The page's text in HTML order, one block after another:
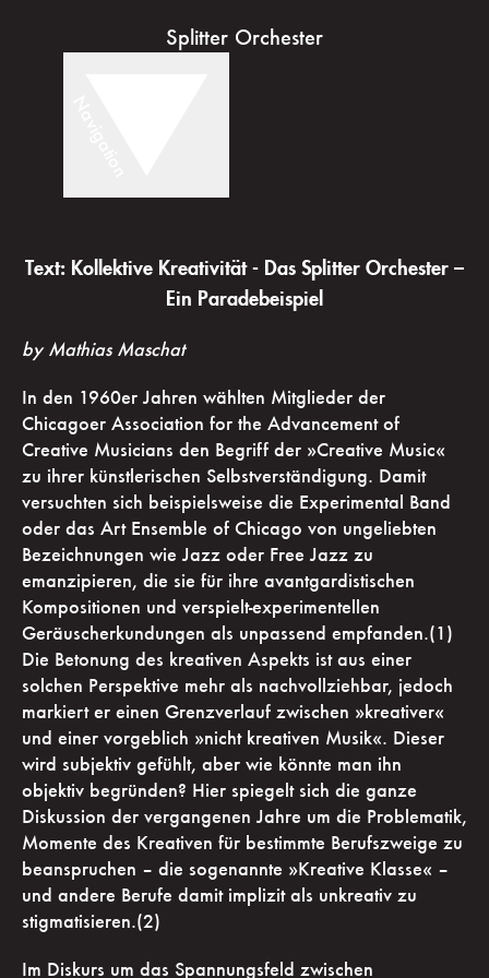
Splitter Orchester
Text: Kollektive Kreativität - Das Splitter Orchester –
Ein Paradebeispiel
by Mathias Maschat
In den 1960er Jahren wählten Mitglieder der
Chicagoer Association for the Advancement of
Creative Musicians den Begriff der »Creative Music«
zu ihrer künstlerischen Selbstverständigung. Damit
versuchten sich beispielsweise die Experimental Band
oder das Art Ensemble of Chicago von ungeliebten
Bezeichnungen wie Jazz oder Free Jazz zu
emanzipieren, die sie für ihre avantgardistischen
Kompositionen und verspielt-experimentellen
Geräuscherkundungen als unpassend empfanden.(1)
Die Betonung des kreativen Aspekts ist aus einer
solchen Perspektive mehr als nachvollziehbar, jedoch
markiert er einen Grenzverlauf zwischen »kreativer«
und einer vorgeblich »nicht kreativen Musik«. Dieser
wird subjektiv gefühlt, aber wie könnte man ihn
objektiv begründen? Hier spiegelt sich die ganze
Diskussion der vergangenen Jahre um die Problematik,
Momente des Kreativen für bestimmte Berufszweige zu
beanspruchen – die sogenannte »Kreative Klasse« –
und andere Berufe damit implizit als unkreativ zu
stigmatisieren.(2)
Im Diskurs um das Spannungsfeld zwischen